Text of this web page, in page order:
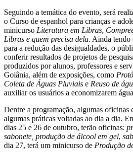
Seguindo a temática do evento, será
o Curso de espanhol para crianças e
minicurso Literatura em Libras,
Libras e quem precisa dela. Ainda tendo
para a redução das desigualdades, o
conferir resultados de projetos de
produzidos por alunos, professores e
Goiânia, além de exposições, como
Coleta de Águas Pluviais e Reuso de
auxiliar os usuários a economizarem
Dentre a programação, algumas oficinas
algumas práticas voltadas ao dia a dia.
dias 25 e 26 de outubro, terão oficinas: p
sabonete, produção de álcool em gel,
dia 27, terá um minicurso de Produção